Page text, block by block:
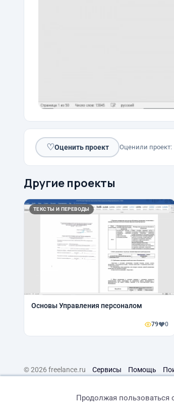
♡Оценить проект Оценили проект:
Другие проекты
ТЕКСТЫ И ПЕРЕВОДЫ
Основы Управления персоналом
79 0
© 2026 freelance.ru Сервисы Помощь
Продолжая пользоваться